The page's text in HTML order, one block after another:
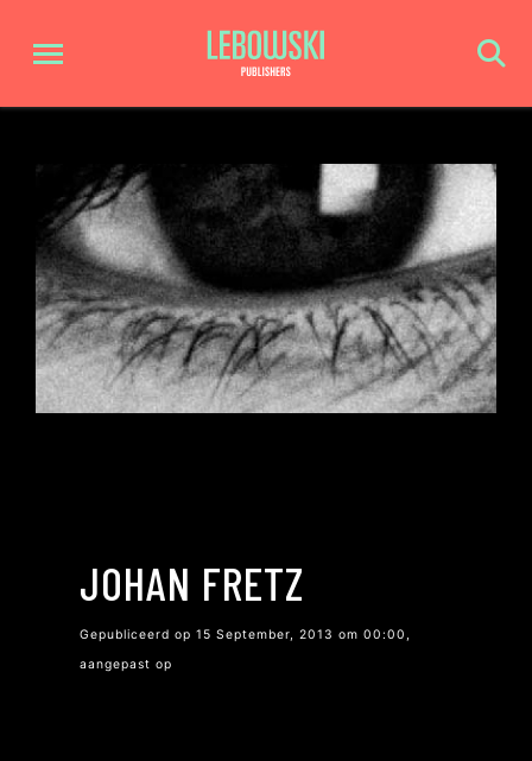
JOHAN FRETZ
Gepubliceerd op 15 September, 2013 om 00:00,
aangepast op